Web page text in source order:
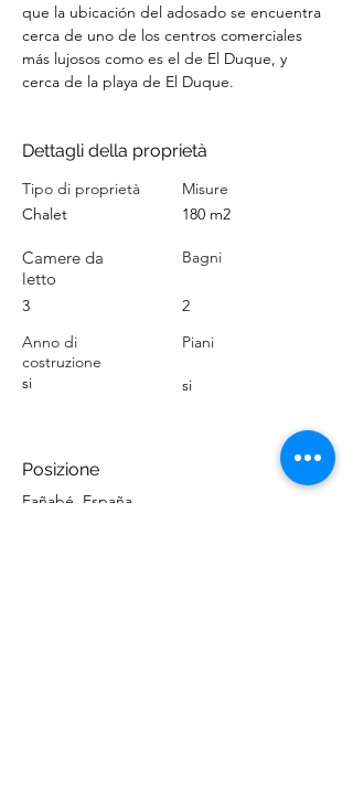
que la ubicación del adosado se encuentra
cerca de uno de los centros comerciales
más lujosos como es el de El Duque, y
cerca de la playa de El Duque.
Dettagli della proprietà
Tipo di proprietà
Chalet
Camere da
letto
3
Anno di
costruzione
si
Misure
180 m2
Bagni
2
Piani
si
Posizione
Fañabé, España